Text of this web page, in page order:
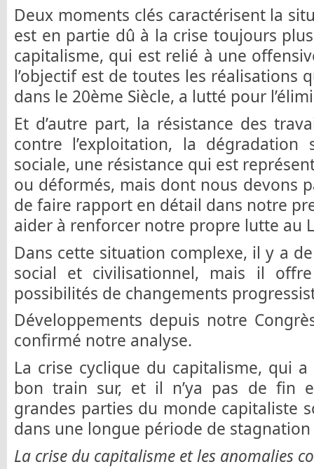
Deux moments clés caractérisent la
est en partie dû à la crise toujours
capitalisme, qui est relié à une
l’objectif est de toutes les réalisations
dans le 20ème Siècle, a lutté pour
Et d’autre part, la résistance des
contre l’exploitation, la dégradation
sociale, une résistance qui est
ou déformés, mais dont nous devons
de faire rapport en détail dans notre
aider à renforcer notre propre lutte au
Dans cette situation complexe, il y a
social et civilisationnel, mais il
possibilités de changements
Développements depuis notre
confirmé notre analyse.
La crise cyclique du capitalisme, qui
bon train sur, et il n’ya pas de fin
grandes parties du monde capitaliste
dans une longue période de
La crise du capitalisme et les anomalies